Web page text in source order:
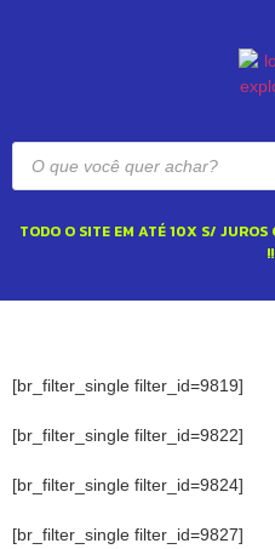
TODO O SITE EM ATÉ 10X S/ JUROS
[br_filter_single filter_id=9819]
[br_filter_single filter_id=9822]
[br_filter_single filter_id=9824]
[br_filter_single filter_id=9827]